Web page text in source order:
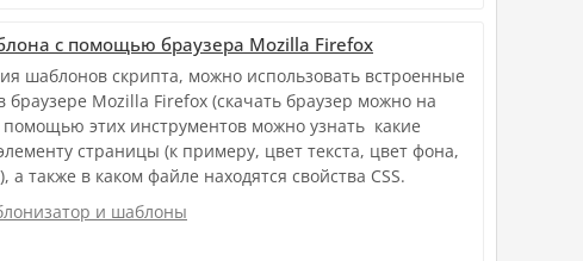
с помощью браузера Mozilla Firefox
шаблонов скрипта, можно использовать встроенные
браузере Mozilla Firefox (скачать браузер можно на
помощью этих инструментов можно узнать какие
страницы (к примеру, цвет текста, цвет фона,
также в каком файле находятся свойства CSS.
и шаблоны